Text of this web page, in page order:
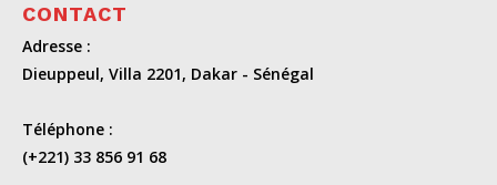
CONTACT
Adresse :
Dieuppeul, Villa 2201, Dakar - Sénégal
Téléphone :
(+221) 33 856 91 68